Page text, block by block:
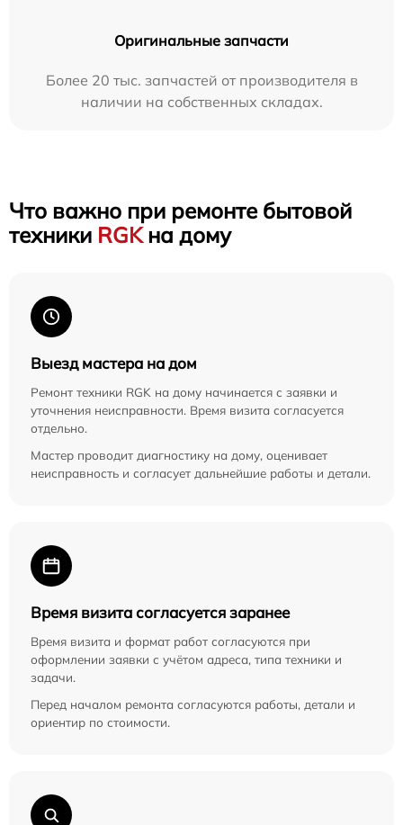
Оригинальные запчасти
Более 20 тыс. запчастей от производителя в
наличии на собственных складах.
Что важно при ремонте бытовой
техники RGKна дому
Выезд мастера на дом
Ремонт техники RGK на дому начинается с заявки и
уточнения неисправности. Время визита согласуется
отдельно.
Мастер проводит диагностику на дому, оценивает
неисправность и согласует дальнейшие работы и детали.
Время визита согласуется заранее
Время визита и формат работ согласуются при
оформлении заявки с учётом адреса, типа техники и
задачи.
Перед началом ремонта согласуются работы, детали и
ориентир по стоимости.